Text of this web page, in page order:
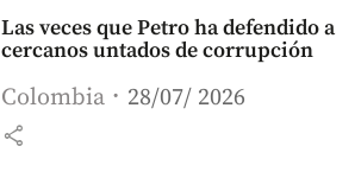
Las veces que Petro ha defendido a
cercanos untados de corrupción
Colombia 28/07/ 2026
share